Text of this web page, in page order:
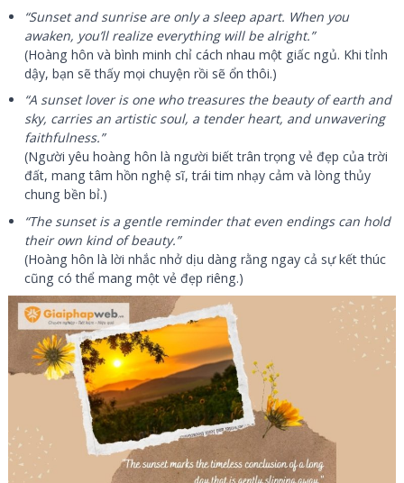
“Sunset and sunrise are only a sleep apart. When you
awaken, you’ll realize everything will be alright.”
(Hoàng hôn và bình minh chỉ cách nhau một giấc ngủ. Khi tỉnh
dậy, bạn sẽ thấy mọi chuyện rồi sẽ ổn thôi.)
“A sunset lover is one who treasures the beauty of earth and
sky, carries an artistic soul, a tender heart, and unwavering
faithfulness.”
(Người yêu hoàng hôn là người biết trân trọng vẻ đẹp của trời
đất, mang tâm hồn nghệ sĩ, trái tim nhạy cảm và lòng thủy
chung bền bỉ.)
“The sunset is a gentle reminder that even endings can hold
their own kind of beauty.”
(Hoàng hôn là lời nhắc nhở dịu dàng rằng ngay cả sự kết thúc
cũng có thể mang một vẻ đẹp riêng.)